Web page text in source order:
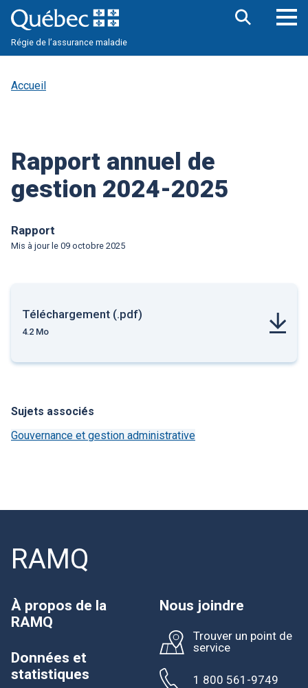
contenu
principal
Régie de l’assurance maladie
barre
Accueil
Rapport annuel de
gestion 2024-2025
Rapport
Mis à jour le 09 octobre 2025
Téléchargement (.pdf)
4.2 Mo
Sujets associés
Gouvernance et gestion administrative
RAMQ
À propos de la
RAMQ
Données et
statistiques
Nous joindre
Trouver un point de
service
1 800 561-9749